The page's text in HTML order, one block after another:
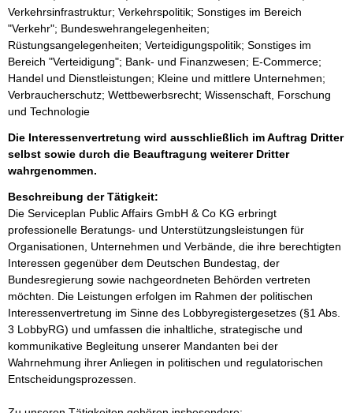
Verkehrsinfrastruktur; Verkehrspolitik; Sonstiges im Bereich
"Verkehr"; Bundeswehrangelegenheiten;
Rüstungsangelegenheiten; Verteidigungspolitik; Sonstiges im
Bereich "Verteidigung"; Bank- und Finanzwesen; E-Commerce;
Handel und Dienstleistungen; Kleine und mittlere Unternehmen;
Verbraucherschutz; Wettbewerbsrecht; Wissenschaft, Forschung
und Technologie
Die Interessenvertretung wird ausschließlich im Auftrag Dritter
selbst sowie durch die Beauftragung weiterer Dritter
wahrgenommen.
Beschreibung der Tätigkeit:
Die Serviceplan Public Affairs GmbH & Co KG erbringt
professionelle Beratungs- und Unterstützungsleistungen für
Organisationen, Unternehmen und Verbände, die ihre berechtigten
Interessen gegenüber dem Deutschen Bundestag, der
Bundesregierung sowie nachgeordneten Behörden vertreten
möchten. Die Leistungen erfolgen im Rahmen der politischen
Interessenvertretung im Sinne des Lobbyregistergesetzes (§1 Abs.
3 LobbyRG) und umfassen die inhaltliche, strategische und
kommunikative Begleitung unserer Mandanten bei der
Wahrnehmung ihrer Anliegen in politischen und regulatorischen
Entscheidungsprozessen.